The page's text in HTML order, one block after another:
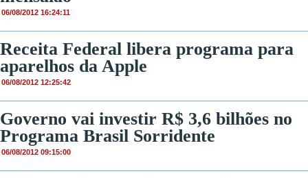
06/08/2012 16:24:11
Receita Federal libera programa para
aparelhos da Apple
06/08/2012 12:25:42
Governo vai investir R$ 3,6 bilhões no
Programa Brasil Sorridente
06/08/2012 09:15:00